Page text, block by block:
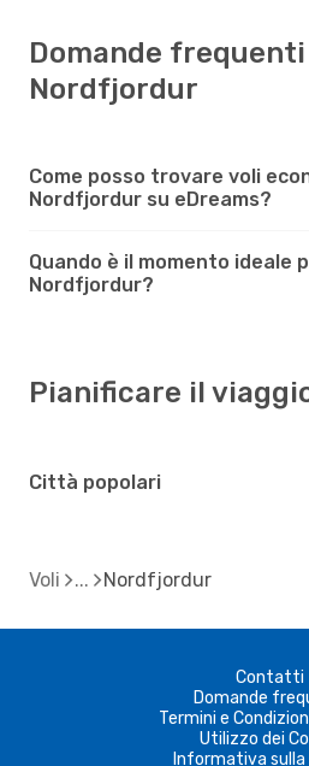
Domande frequenti
Nordfjordur
Come posso trovare voli
Nordfjordur su eDreams?
Quando è il momento ideale
Nordfjordur?
Pianificare il
Città popolari
Voli Nordfjordur
Contatti
Domande
Termini e
Utilizzo dei
Informativa